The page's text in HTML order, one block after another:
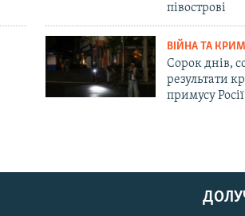
півострові
ВІЙНА ТА КРИМ
Сорок днів,
результати
примусу